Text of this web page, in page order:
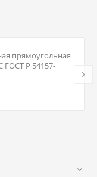
прямоугольная
ГОСТ Р 54157-